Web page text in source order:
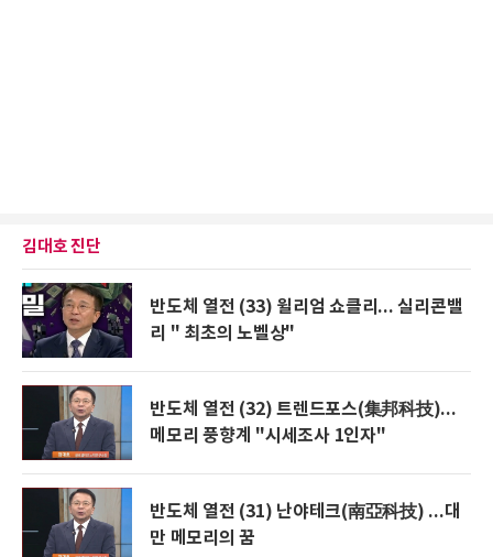
김대호 진단
반도체 열전 (33) 윌리엄 쇼클리... 실리콘밸
리 " 최초의 노벨상"
반도체 열전 (32) 트렌드포스(集邦科技)...
메모리 풍향계 "시세조사 1인자"
반도체 열전 (31) 난야테크(南亞科技) ...대
만 메모리의 꿈